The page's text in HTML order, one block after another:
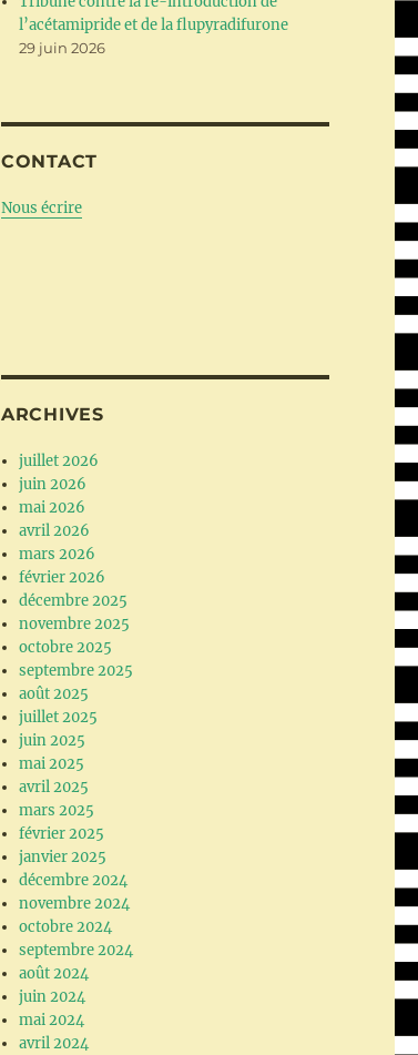
l’acétamipride et de la flupyradifurone
29 juin 2026
CONTACT
Nous écrire
ARCHIVES
juillet 2026
juin 2026
mai 2026
avril 2026
mars 2026
février 2026
décembre 2025
novembre 2025
octobre 2025
septembre 2025
août 2025
juillet 2025
juin 2025
mai 2025
avril 2025
mars 2025
février 2025
janvier 2025
décembre 2024
novembre 2024
octobre 2024
septembre 2024
août 2024
juin 2024
mai 2024
avril 2024